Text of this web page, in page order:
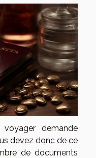
demande
devez donc de ce
de documents